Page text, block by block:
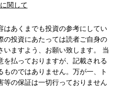
関して
はあくまでも投資の参考にしてい
の投資にあたっては読者ご自身の
いますよう、お願い致します。 当
を払っておりますが、記載される
のではありません。万が一、ト
等の保証は一切行っておりません